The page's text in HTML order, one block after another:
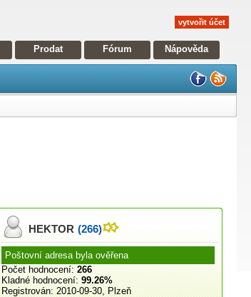
vytvořit účet
Prodat Fórum Nápověda
HEKTOR (266)
Poštovní adresa byla ověřena
Počet hodnocení: 266
Kladné hodnocení: 99.26%
Registrován: 2010-09-30, Plzeň